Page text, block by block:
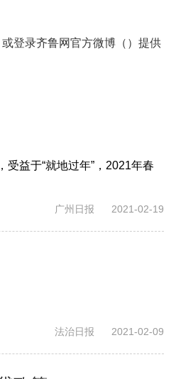
登录齐鲁网官方微博（）提供
益于“就地过年”，2021年春
广州日报 2021-02-19
法治日报 2021-02-09